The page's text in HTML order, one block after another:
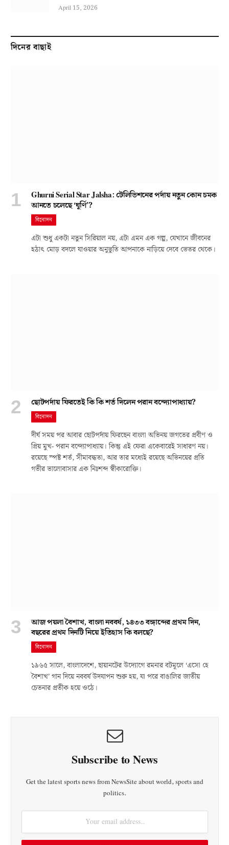
April 15, 2026
দিনের বাছাই
Ghurni Serial Star Jalsha: টেলিভিশনের পর্দায় নতুন কোন চমক
আনতে চলেছে ‘ঘূর্ণি’?
বিনোদন
এটা শুধু একটা নতুন সিরিয়াল নয়, এটা এমন এক গল্প, যেখানে জীবনের
হঠাৎ মোড় বদলে যাওয়ার অনুভূতি আপনাকে নাড়িয়ে দেবে ভেতর থেকে।
ছোটপর্দায় ফিরতেই কি কি শর্ত দিলেন পরান বন্দ্যোপাধ্যায়?
বিনোদন
দীর্ঘ সময় পর আবার ছোটপর্দায় ফিরছেন বাংলা অভিনয় জগতের প্রবীণ ও
প্রিয় মুখ- পরান বন্দ্যোপাধ্যায়। কিন্তু এই ফেরা একেবারেই সাধারণ নয়।
রয়েছে স্পষ্ট শর্ত, সীমাবদ্ধতা, আর তার মধ্যেই রয়েছে অভিনয়ের প্রতি
গভীর ভালোবাসার এক নিঃশব্দ স্বীকারোক্তি।
আজ পয়লা বৈশাখ, বাংলা নববর্ষ, ১৪৩৩ বঙ্গাব্দের প্রথম দিন,
বছরের প্রথম দিনটি নিয়ে ইতিহাস কি বলছে?
বিনোদন
১৯৬৫ সালে, বাংলাদেশে, ছায়ানটের উদ্যোগে রমনার বটমূলে ‘এসো হে
বৈশাখ’ গান দিয়ে নববর্ষ উদযাপন শুরু হয়, যা পরে বাঙালির জাতীয়
চেতনার প্রতীক হয়ে ওঠে।
Subscribe to News
Get the latest sports news from NewsSite about world, sports and
politics.